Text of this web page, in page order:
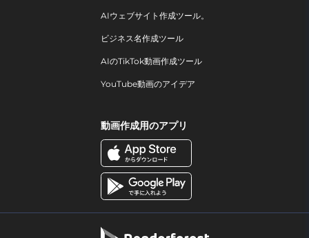
AIウェブサイト作成ツール。
ビジネス名作成ツール
AIのTikTok動画作成ツール
YouTube動画のアイデア
動画作成用のアプリ